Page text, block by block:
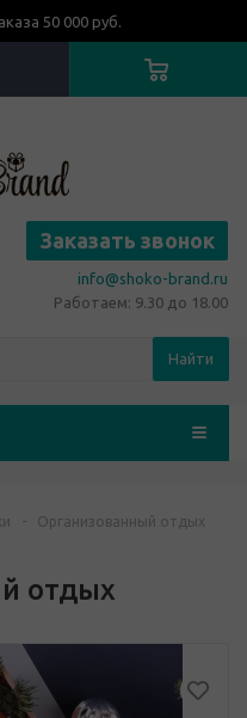
50 000 руб.
Заказать звонок
info@shoko-brand.ru
Работаем: 9.30 до 18.00
Найти
- Организованный отдых
отдых